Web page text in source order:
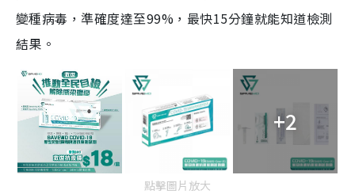
變種病毒，準確度達至99%，最快15分鐘就能知道檢測
結果。
+2
點擊圖片放大